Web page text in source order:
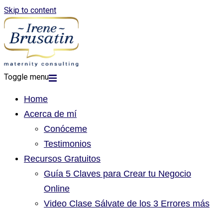
Skip to content
Toggle menu
Home
Acerca de mí
Conóceme
Testimonios
Recursos Gratuitos
Guía 5 Claves para Crear tu Negocio
Online
Video Clase Sálvate de los 3 Errores más